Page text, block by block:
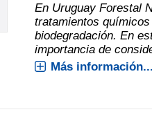
En Uruguay Forestal
tratamientos
biodegradación. En
importancia de
Más información...